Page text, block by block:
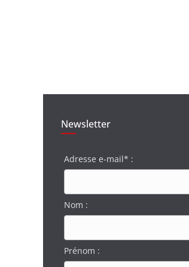
Newsletter
Adresse e-mail* :
Nom :
Prénom :